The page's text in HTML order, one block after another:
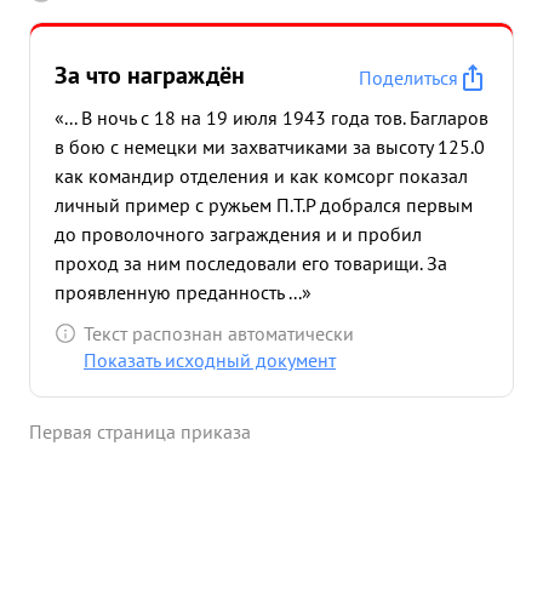
За что награждён
Поделиться
«... В ночь с 18 на 19 июля 1943 года тов. Багларов
в бою с немецки ми захватчиками за высоту 125.0
как командир отделения и как комсорг показал
личный пример с ружьем П.Т.Р добрался первым
до проволочного заграждения и и пробил
проход за ним последовали его товарищи. За
проявленную преданность ...»
Текст распознан автоматически
Показать исходный документ
Первая страница приказа